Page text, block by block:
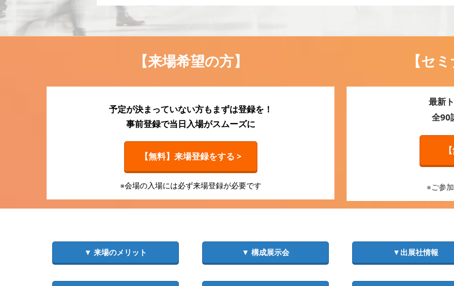
【来場希望の方】
予定が決まっていない方もまずは登録を！
事前登録で当日入場がスムーズに
【無料】来場登録をする >
※会場の入場には必ず来場登録が必要です
【セ
最新
全90
※ご参
▼ 来場のメリット ▼ 構成展示会 ▼出展社情報